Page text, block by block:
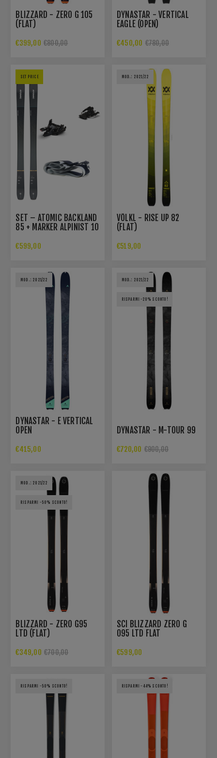
BLIZZARD - ZERO G 105
(FLAT)
€399,00 €800,00
DYNASTAR - VERTICAL
EAGLE (OPEN)
€450,00 €780,00
SET PRICE
SET – ATOMIC BACKLAND
85 + MARKER ALPINIST 10
€599,00
MOD.: 2021/22
VÖLKL - RISE UP 82
(FLAT)
€519,00
MOD.: 2021/22
DYNASTAR - E VERTICAL
OPEN
€415,00
MOD.: 2021/22
RISPARMI -20% SCONTO!
DYNASTAR - M-TOUR 99
€720,00 €900,00
MOD.: 2021/22
RISPARMI -50% SCONTO!
BLIZZARD - ZERO G95
LTD (FLAT)
€349,00 €700,00
SCI BLIZZARD ZERO G
095 LTD FLAT
€599,00
RISPARMI -50% SCONTO! RISPARMI -44% SCONTO!